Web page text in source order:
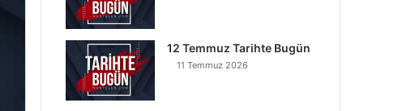
12 Temmuz Tarihte Bugün
11 Temmuz 2026